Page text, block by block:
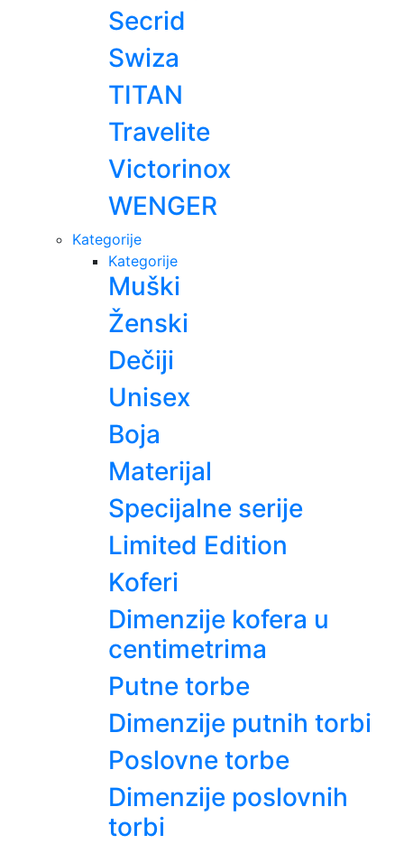
Secrid
Swiza
TITAN
Travelite
Victorinox
WENGER
Kategorije
Kategorije
Muški
Ženski
Dečiji
Unisex
Boja
Materijal
Specijalne serije
Limited Edition
Koferi
Dimenzije kofera u
centimetrima
Putne torbe
Dimenzije putnih torbi
Poslovne torbe
Dimenzije poslovnih
torbi